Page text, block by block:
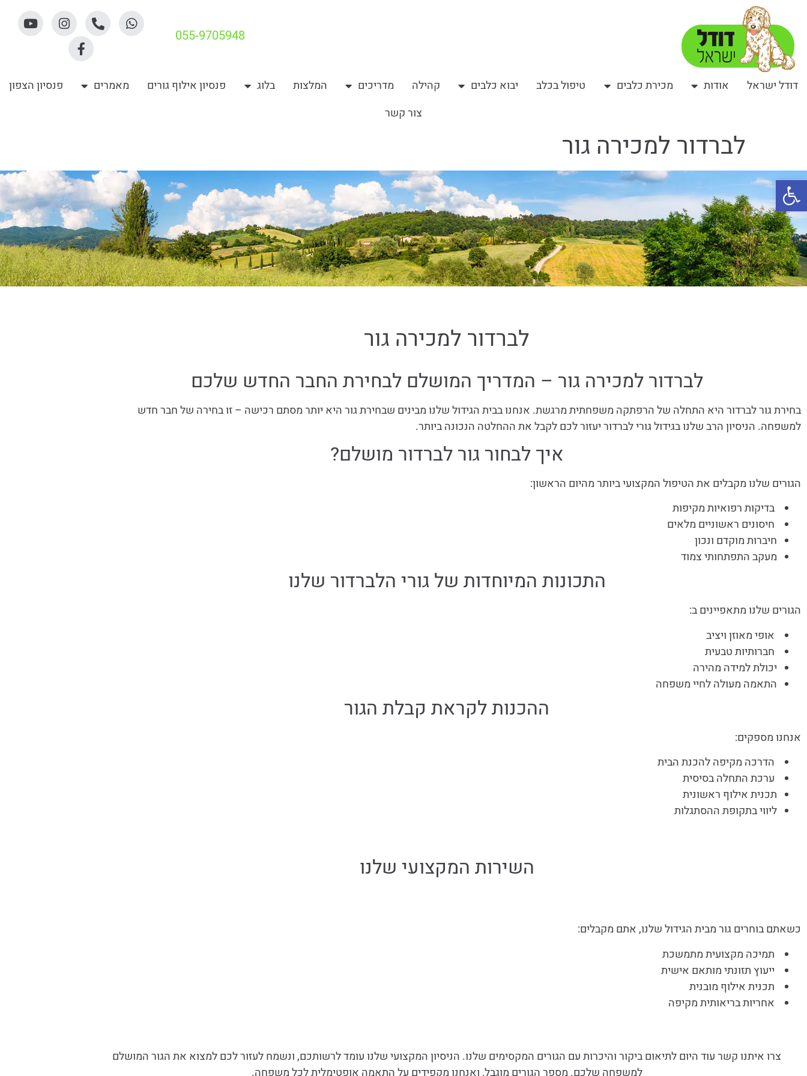
055-9705948
דודל ישראל אודות מכירת כלבים טיפול בכלב יבוא כלבים קהילה מדריכים המלצות בלוג פנסיון אילוף גורים מאמרים
פנסיון הצפון
צור קשר
לברדור למכירה גור
לברדור למכירה גור
לברדור למכירה גור – המדריך המושלם לבחירת החבר החדש שלכם
בחירת גור לברדור היא התחלה של הרפתקה משפחתית מרגשת. אנחנו בבית הגידול שלנו מבינים שבחירת גור היא יותר מסתם רכישה – זו בחירה של חבר חדש
למשפחה. הניסיון הרב שלנו בגידול גורי לברדור יעזור לכם לקבל את ההחלטה הנכונה ביותר.
איך לבחור גור לברדור מושלם?
הגורים שלנו מקבלים את הטיפול המקצועי ביותר מהיום הראשון:
בדיקות רפואיות מקיפות
חיסונים ראשוניים מלאים
חיברות מוקדם ונכון
מעקב התפתחותי צמוד
התכונות המיוחדות של גורי הלברדור שלנו
הגורים שלנו מתאפיינים ב:
אופי מאוזן ויציב
חברותיות טבעית
יכולת למידה מהירה
התאמה מעולה לחיי משפחה
ההכנות לקראת קבלת הגור
אנחנו מספקים:
הדרכה מקיפה להכנת הבית
ערכת התחלה בסיסית
תכנית אילוף ראשונית
ליווי בתקופת ההסתגלות
השירות המקצועי שלנו
כשאתם בוחרים גור מבית הגידול שלנו, אתם מקבלים:
תמיכה מקצועית מתמשכת
ייעוץ תזונתי מותאם אישית
תכנית אילוף מובנית
אחריות בריאותית מקיפה
צרו איתנו קשר עוד היום לתיאום ביקור והיכרות עם הגורים המקסימים שלנו. הניסיון המקצועי שלנו עומד לרשותכם, ונשמח לעזור לכם למצוא את הגור המושלם
למשפחה שלכם. מספר הגורים מוגבל, ואנחנו מקפידים על התאמה אופטימלית לכל משפחה.
פתח סרגל נגישות